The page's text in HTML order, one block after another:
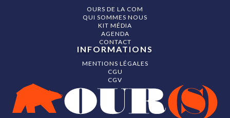
OURS DE LA COM
QUI SOMMES NOUS
KIT MÉDIA
AGENDA
CONTACT
INFORMATIONS
MENTIONS LÉGALES
CGU
CGV